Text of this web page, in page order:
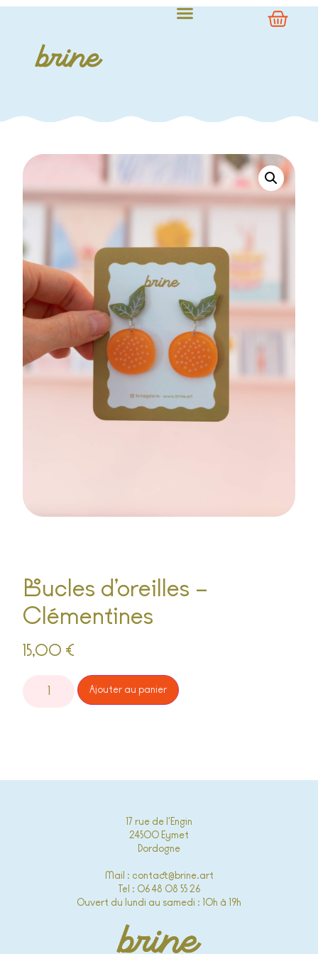
Boucles d’oreilles –
Clémentines
15,00 €
Ajouter au panier
17 rue de l'Engin
24500 Eymet
Dordogne
Mail : contact@brine.art
Tel : 06 48 08 55 26
Ouvert du lundi au samedi : 10h à 19h